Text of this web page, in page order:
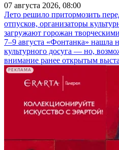
07 августа 2026, 08:00
Лето решило притормозить
отпусков, организаторы
загружают горожан
7–9 августа «Фонтанка» нашла
культурного досуга — но,
внимание ранее открытым
РЕКЛАМА